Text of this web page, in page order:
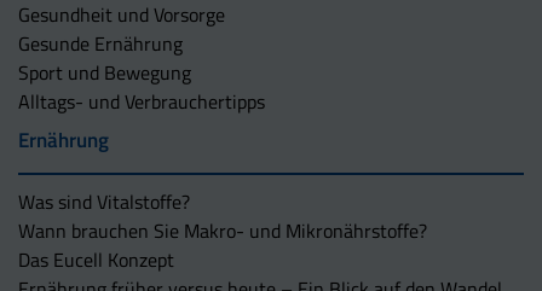
Gesundheit und Vorsorge
Gesunde Ernährung
Sport und Bewegung
Alltags- und Verbrauchertipps
Ernährung
Was sind Vitalstoffe?
Wann brauchen Sie Makro- und Mikronährstoffe?
Das Eucell Konzept